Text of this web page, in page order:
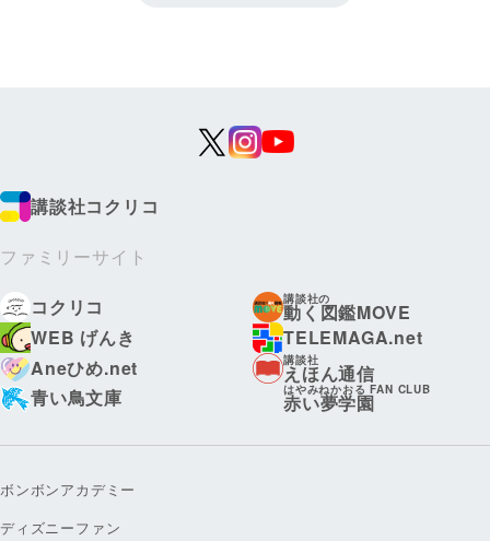
講談社コクリコ
ファミリーサイト
コクリコ
講談社の
動く図鑑MOVE
WEB げんき
TELEMAGA.net
Aneひめ.net
講談社
えほん通信
青い鳥文庫
はやみねかおる FAN CLUB
赤い夢学園
ボンボンアカデミー
ディズニーファン